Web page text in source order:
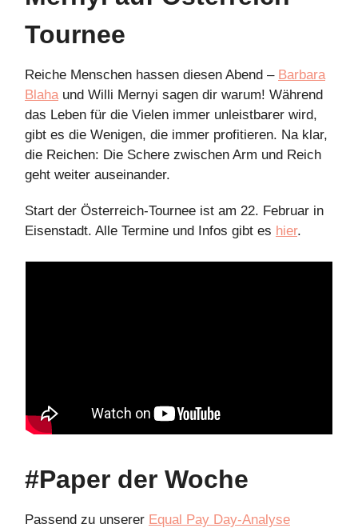
Tournee
Reiche Menschen hassen diesen Abend – Barbara
Blaha und Willi Mernyi sagen dir warum! Während
das Leben für die Vielen immer unleistbarer wird,
gibt es die Wenigen, die immer profitieren. Na klar,
die Reichen: Die Schere zwischen Arm und Reich
geht weiter auseinander.
Start der Österreich-Tournee ist am 22. Februar in
Eisenstadt. Alle Termine und Infos gibt es hier.
#Paper der Woche
Passend zu unserer Equal Pay Day-Analyse